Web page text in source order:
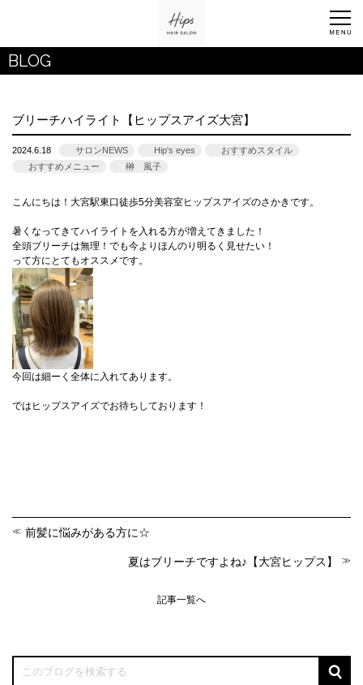
BLOG
ブリーチハイライト【ヒップスアイズ大宮】
2024.6.18 サロンNEWS Hip's eyes
おすすめスタイル
おすすめメニュー
榊 風子
こんにちは！大宮駅東口徒歩5分美容室ヒップスアイズのさかきです。
暑くなってきてハイライトを入れる方が増えてきました！
全頭ブリーチは無理！でも今よりほんのり明るく見せたい！
って方にとてもオススメです。
今回は細ーく全体に入れてあります。
ではヒップスアイズでお待ちしております！
前髪に悩みがある方に☆
夏はブリーチですよね♪【大宮ヒップス】
記事一覧へ